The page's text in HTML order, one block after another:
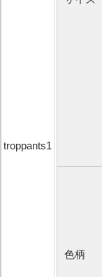
troppants1
色柄